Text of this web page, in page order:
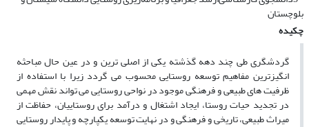
بلوچستان
چکیده
گردشگری طی چند دهه گذشته یکی از اصلی ترین و در عین حال مباحثه
انگیزترین مفاهیم توسعه روستایی محسوب می گردد زیرا با استفاده از
ظرفیت های طبیعی و فرهنگی موجود در نواحی روستایی می تواند نقش مهمی
در تجدید حیات روستا، ایجاد اشتغال و درآمد برای روستاییان، حفاظت از
میراث طبیعی، تاریخی و فرهنگی و در نهایت توسعه یکپارچه و پایدار روستایی